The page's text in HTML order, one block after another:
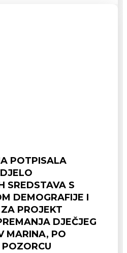
POTPISALA
SREDSTAVA S
DEMOGRAFIJE I
PROJEKT
DJEČJEG
MARINA, PO
POZORCU